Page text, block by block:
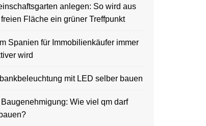
anlegen: So wird aus
Fläche ein grüner Treffpunkt
Spanien für Immobilienkäufer immer
wird
mit LED selber bauen
Wie viel qm darf